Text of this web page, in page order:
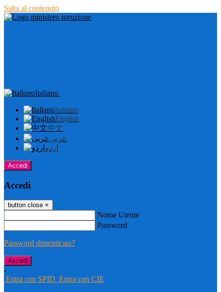
Salta al contenuto
Italiano
Italiano
English
中文
عربى
اردو
Accedi
Accedi
button close ×
Nome Utente
Password
Password dimenticata?
-
Entra con SPID Entra con CIE